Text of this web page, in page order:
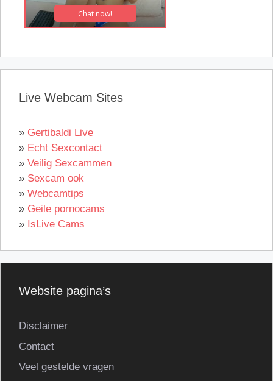
Live Webcam Sites
» Gertibaldi Live
» Echt Sexcontact
» Veilig Sexcammen
» Sexcam ook
» Webcamtips
» Geile pornocams
» IsLive Cams
Website pagina’s
Disclaimer
Contact
Veel gestelde vragen